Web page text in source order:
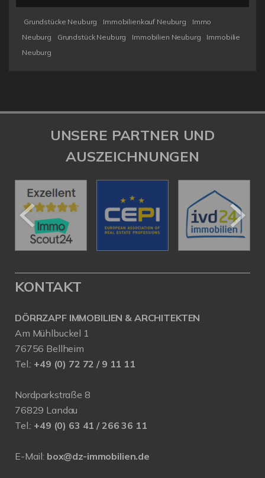
Grundstücke Neuburg Immobilienkauf Neuburg
Immo
Neuburg
Grundstück Neuburg Immobilien Neuburg
Immobilie
Neuburg
UNSERE PARTNER UND
AUSZEICHNUNGEN
KONTAKT
DÖRRZAPF IMMOBILIEN & ARCHITEKTEN
Am Mühlbuckel 1
76756 Bellheim
Tel.: +49 (0) 72 72 / 9 11 11
Nordparkstraße 8
76829 Landau
Tel.: +49 (0) 63 41 / 266 36 11
E-Mail: box@dz-immobilien.de